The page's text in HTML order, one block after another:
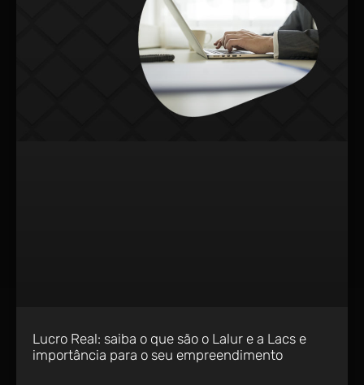
Lucro Real: saiba o que são o Lalur e a Lacs e
importância para o seu empreendimento